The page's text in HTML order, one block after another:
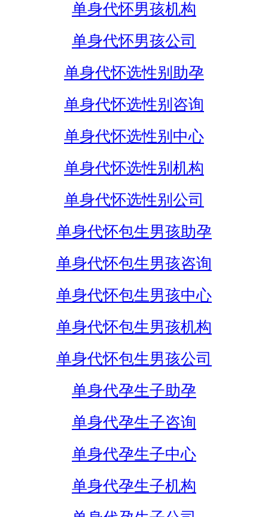
单身代怀男孩机构
单身代怀男孩公司
单身代怀选性别助孕
单身代怀选性别咨询
单身代怀选性别中心
单身代怀选性别机构
单身代怀选性别公司
单身代怀包生男孩助孕
单身代怀包生男孩咨询
单身代怀包生男孩中心
单身代怀包生男孩机构
单身代怀包生男孩公司
单身代孕生子助孕
单身代孕生子咨询
单身代孕生子中心
单身代孕生子机构